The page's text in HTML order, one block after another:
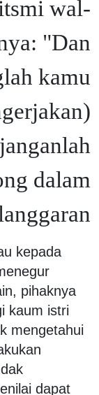
wal-
"Dan
kamu
dalam
kepada
pihaknya
kaum istri
mengetahui
dapat